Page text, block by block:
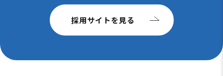
採用サイトを見る